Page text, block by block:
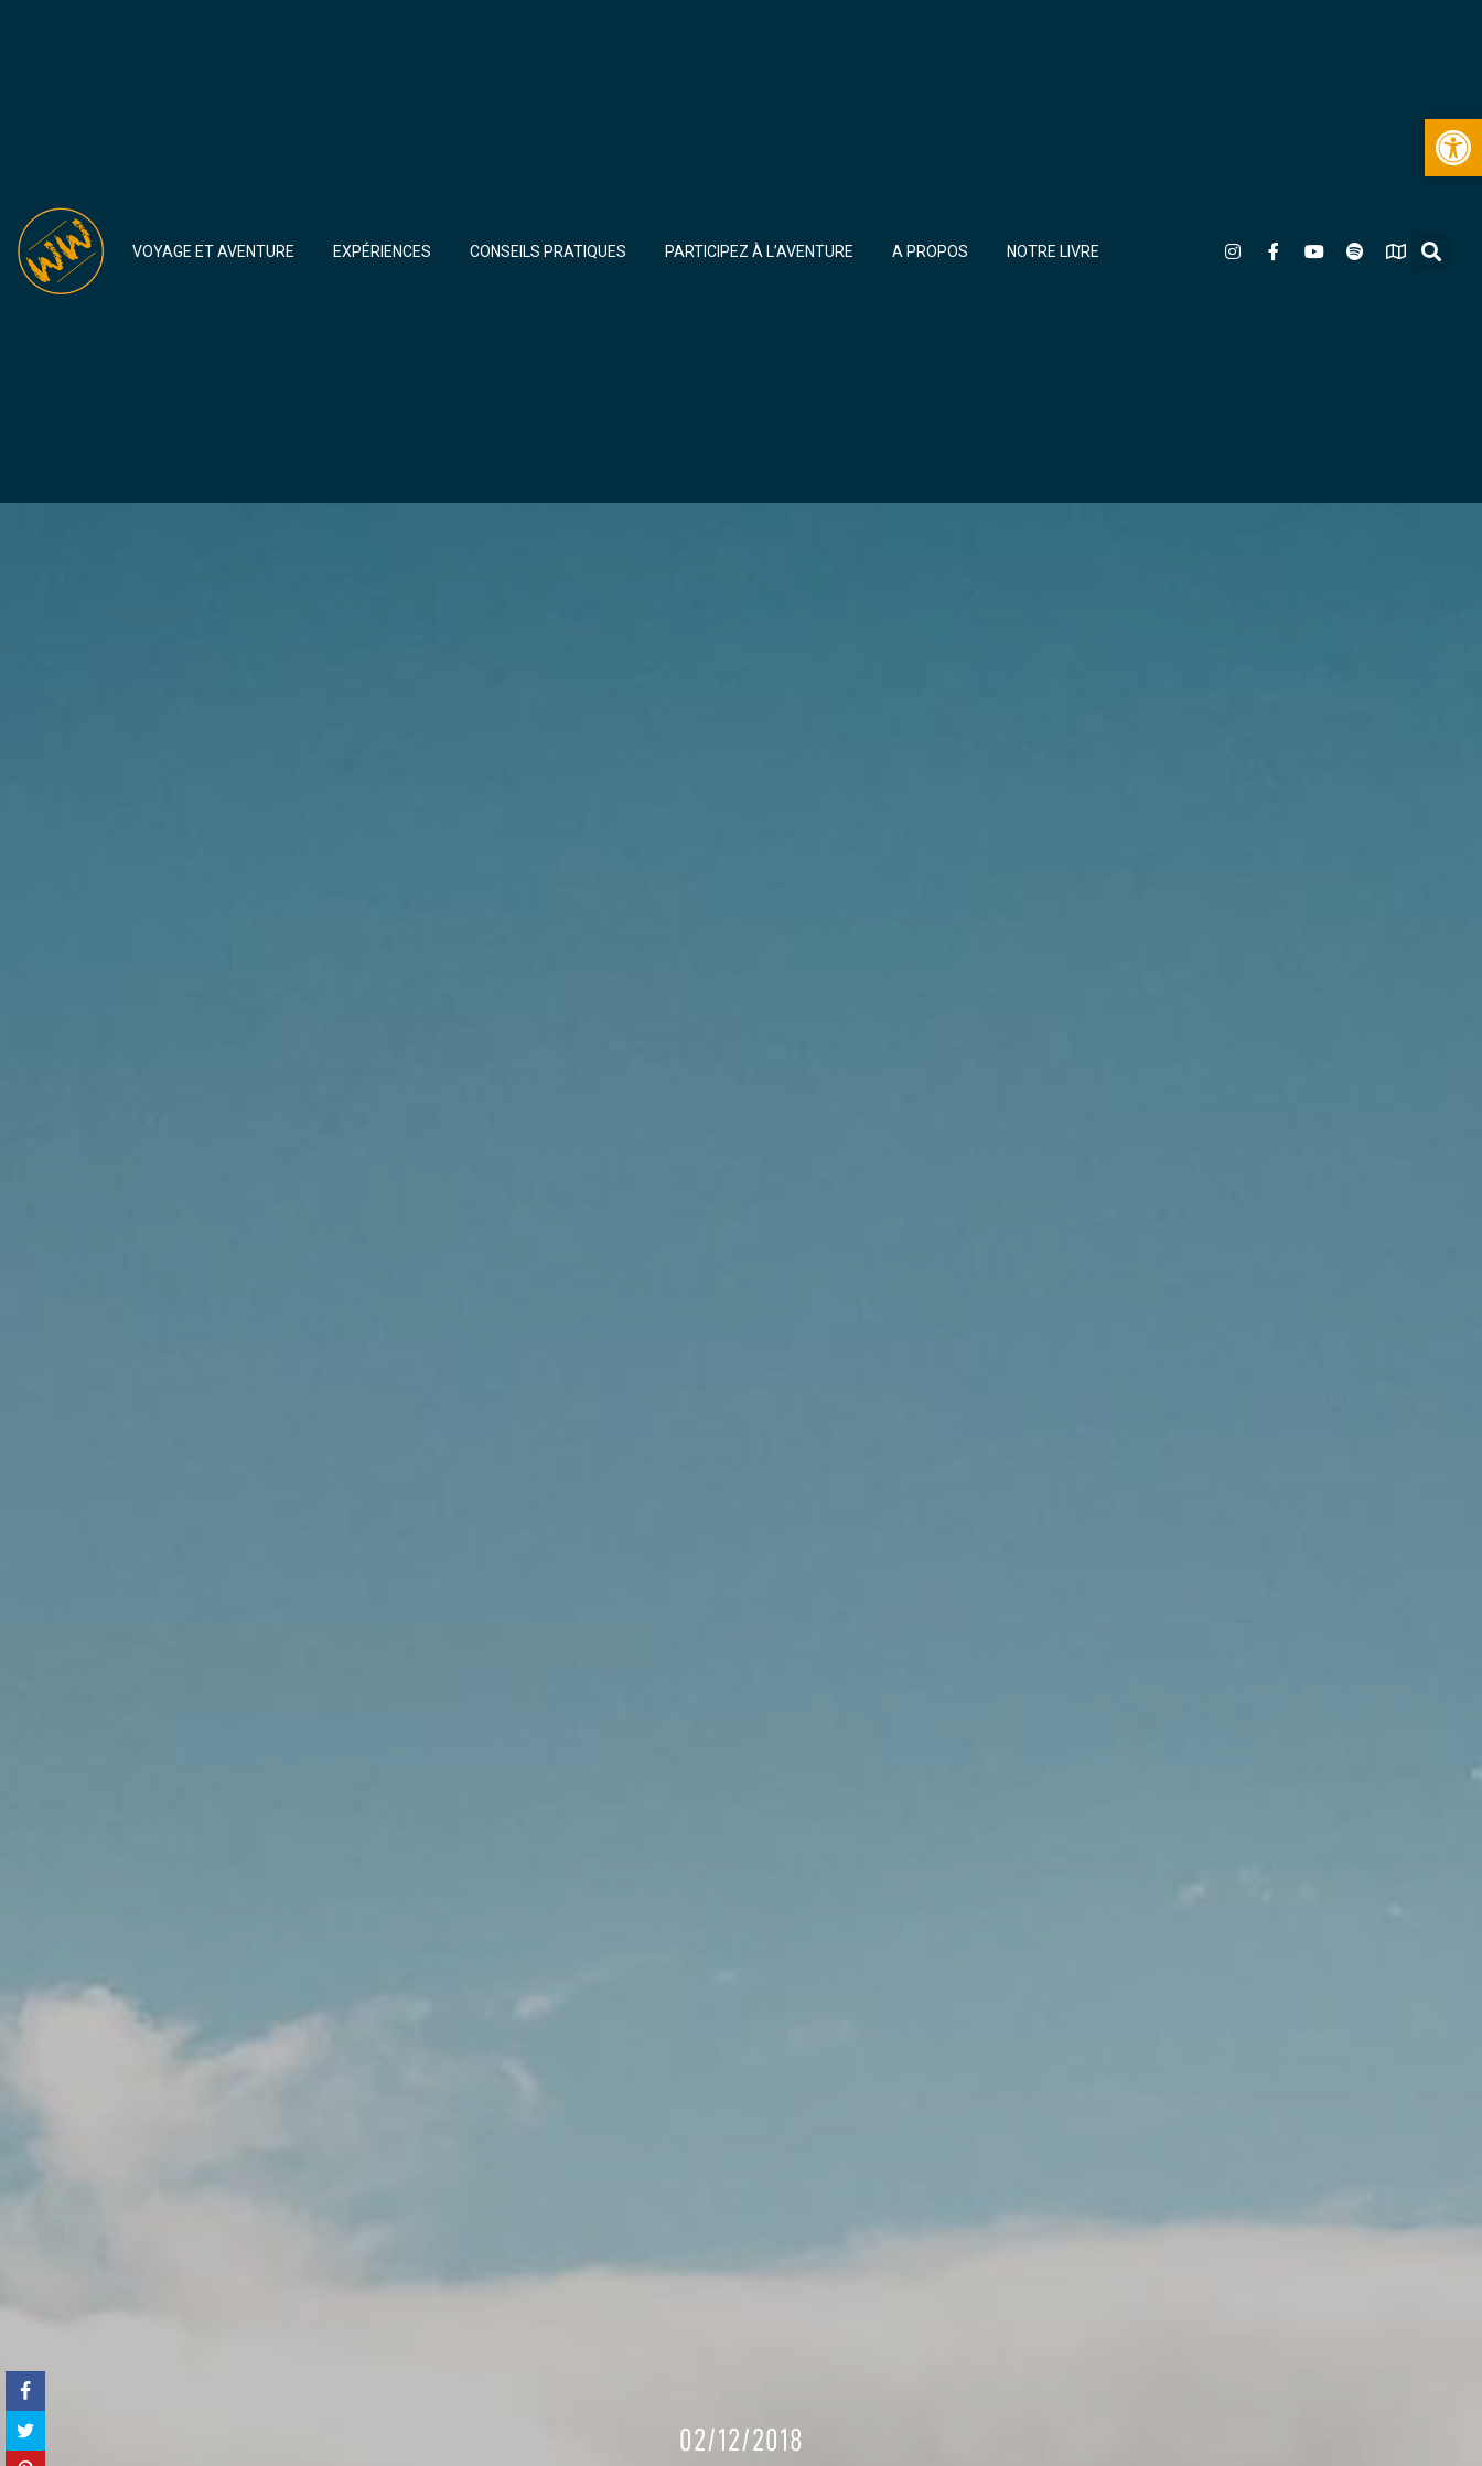
VOYAGE ET AVENTURE EXPÉRIENCES CONSEILS PRATIQUES PARTICIPEZ À L’AVENTURE A PROPOS NOTRE LIVRE
02/12/2018